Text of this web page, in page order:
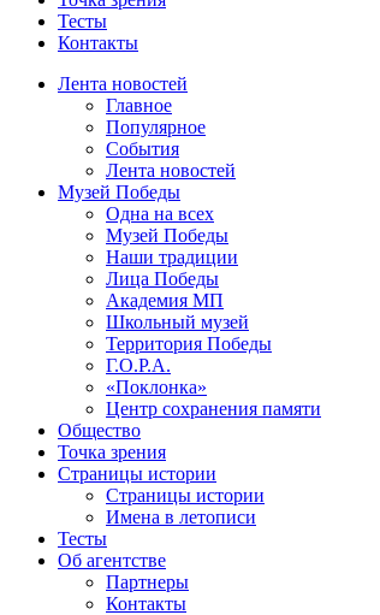
Тесты
Контакты
Лента новостей
Главное
Популярное
События
Лента новостей
Музей Победы
Одна на всех
Музей Победы
Наши традиции
Лица Победы
Академия МП
Школьный музей
Территория Победы
Г.О.Р.А.
«Поклонка»
Центр сохранения памяти
Общество
Точка зрения
Страницы истории
Страницы истории
Имена в летописи
Тесты
Об агентстве
Партнеры
Контакты